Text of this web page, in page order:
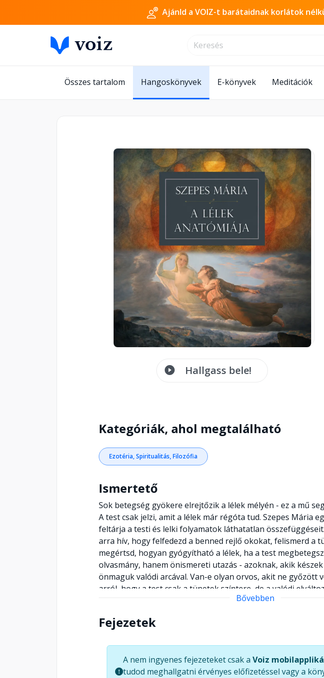
Ajánld a VOIZ-t barátaidnak korlátok
Összes tartalom Hangoskönyvek E-könyvek Meditációk
Hallgass bele!
Kategóriák, ahol megtalálható
Ezotéria, Spiritualitás, Filozófia
Ismertető
Sok betegség gyökere elrejtőzik a lélek mélyén - ez a mű
A test csak jelzi, amit a lélek már régóta tud. Szepes Mária
feltárja a testi és lelki folyamatok láthatatlan
arra hív, hogy felfedezd a benned rejlő okokat, felismerd a
megértsd, hogyan gyógyítható a lélek, ha a test
olvasmány, hanem önismereti utazás - azoknak, akik
önmaguk valódi arcával. Van-e olyan orvos, akit ne győzött
arról, hogy a test csak a tünetek színtere, de a valódi
mélyrétegeiben lakozik? Szepes Mária könyve megkísérli
indulhat. Ebben a műben nem szimpla spiritualitást találsz,
finomtestek működését, a gátlások és traumák hatását,
szérumokat", amelyek segíthetnek a tisztulás útján. A testi
szimbolikus üzenetek feltárásában Szepes finom lélektani
Bővebben
Fejezetek
A nem ingyenes fejezeteket csak a Voiz
tudod meghallgatni érvényes előfizetéssel vagy a